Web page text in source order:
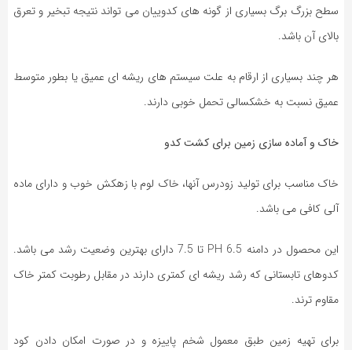
سطح بزرگ برگ بسیاری از گونه های کدوییان می تواند نتیجه تبخیر و تعرق
بالای آن باشد.
هر چند بسیاری از ارقام به علت سیستم های ریشه ای عمیق یا بطور متوسط
عمیق نسبت به خشکسالی تحمل خوبی دارند.
خاک و آماده سازی زمین برای کشت کدو
خاک مناسب برای تولید زودرس آنها، خاک لوم با زهکش خوب و دارای ماده
آلی کافی می باشد.
این محصول در دامنه PH 6.5 تا 7.5 دارای بهترین وضعیت رشد می باشد.
کدوهای تابستانی که رشد ریشه ای کمتری دارند در مقابل رطوبت کمتر خاک
مقاوم ترند.
برای تهیه زمین طبق معمول شخم پاییزه و در صورت امکان دادن کود